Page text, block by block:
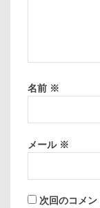
名前 ※
メール ※
次回のコメ